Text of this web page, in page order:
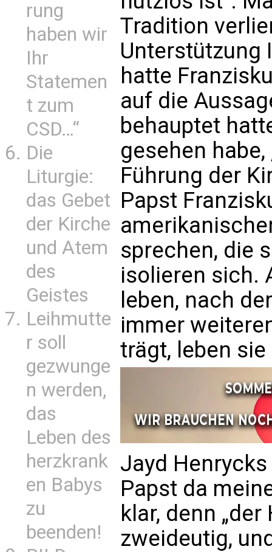
rung
haben wir
Ihr
Statemen
t zum
CSD…“
Die
Liturgie:
das Gebet
der Kirche
und Atem
des
Geistes
Leihmutte
r soll
gezwunge
n werden,
das
Leben des
herzkrank
en Babys
zu
beenden!
Tradition
Unterstützung
hatte
auf die
behauptet
gesehen
Führung der
Papst
sprechen, die
isolieren sich.
leben, nach
immer
trägt, leben
Jayd
Papst da
klar, denn
zweideutig,